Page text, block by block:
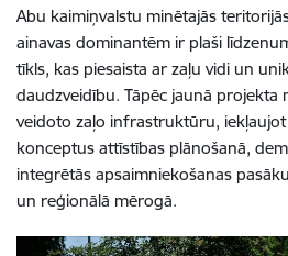
Abu kaimiņvalstu minētajās
ainavas dominantēm ir plaši
tīkls, kas piesaista ar zaļu vidi un
daudzveidību. Tāpēc jaunā projekta
veidoto zaļo infrastruktūru,
konceptus attīstības plānošanā,
integrētās apsaimniekošanas
un reģionālā mērogā.